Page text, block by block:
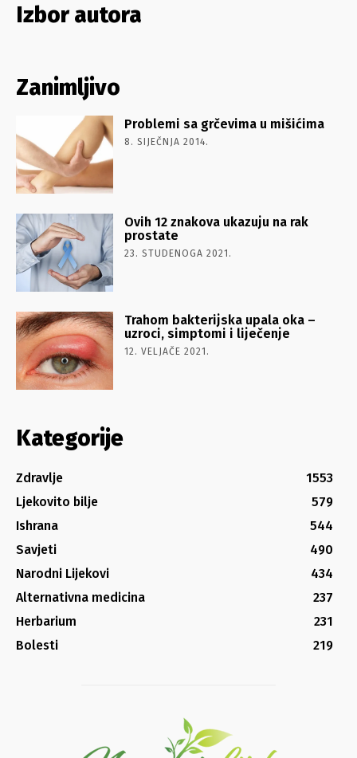
Izbor autora
Zanimljivo
Problemi sa grčevima u mišićima
8. SIJEČNJA 2014.
Ovih 12 znakova ukazuju na rak
prostate
23. STUDENOGA 2021.
Trahom bakterijska upala oka –
uzroci, simptomi i liječenje
12. VELJAČE 2021.
Kategorije
Zdravlje
1553
Ljekovito bilje
579
Ishrana
544
Savjeti
490
Narodni Lijekovi
434
Alternativna medicina
237
Herbarium
231
Bolesti
219